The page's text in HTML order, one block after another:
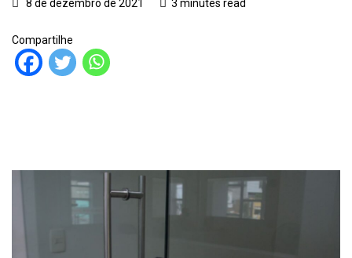
8 de dezembro de 2021 3 minutes read
Compartilhe